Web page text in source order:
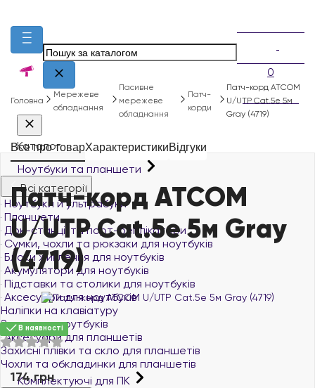
0
Каталог
Ноутбуки та планшети
Всі категорії
Ноутбуки й ультрабуки
Планшети
Док-станції та порт-реплікатори
Сумки, чохли та рюкзаки для ноутбуків
Блоки живлення для ноутбуків
Акумулятори для ноутбуків
Підставки та столики для ноутбуків
Аксесуари для ноутбуків
Наліпки на клавіатуру
Замки для ноутбуків
Аксесуари для планшетів
Захисні плівки та скло для планшетів
Чохли та обкладинки для планшетів
Комплектуючі для ПК
Головна
Мережеве
обладнання
Пасивне
мережеве
обладнання
Патч-
корди
Патч-корд ATCOM
U/UTP Cat.5e 5м
Gray (4719)
Все про товарХарактеристикиВідгуки
Патч-корд ATCOM
U/UTP Cat.5e 5м Gray
(4719)
В наявності
174 грн